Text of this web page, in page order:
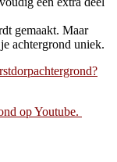
gemaakt. Maar
achtergrond uniek.
op Youtube.